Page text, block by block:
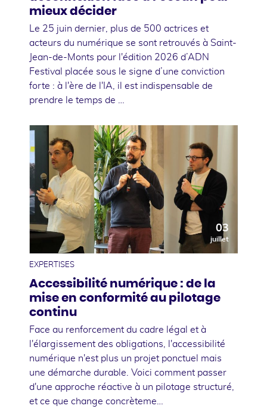
mieux décider
Le 25 juin dernier, plus de 500 actrices et
acteurs du numérique se sont retrouvés à Saint-
Jean-de-Monts pour l'édition 2026 d’ADN
Festival placée sous le signe d’une conviction
forte : à l'ère de l'IA, il est indispensable de
prendre le temps de …
03
juillet
EXPERTISES
Accessibilité numérique : de la
mise en conformité au pilotage
continu
Face au renforcement du cadre légal et à
l'élargissement des obligations, l'accessibilité
numérique n'est plus un projet ponctuel mais
une démarche durable. Voici comment passer
d'une approche réactive à un pilotage structuré,
et ce que change concrèteme…